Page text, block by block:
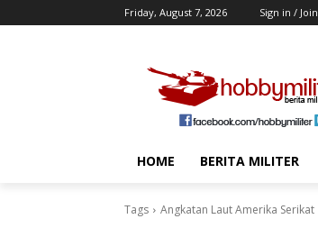
Friday, August 7, 2026 Sign in / Join
HOME BERITA MILITER
Tags Angkatan Laut Amerika Serikat